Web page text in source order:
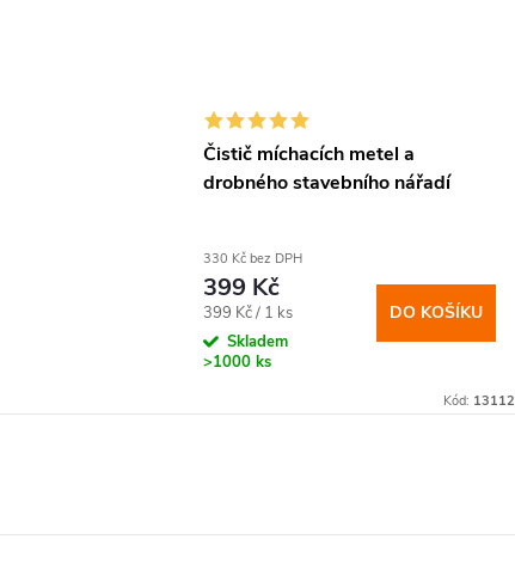
Čistič míchacích metel a
drobného stavebního nářadí
330 Kč bez DPH
399 Kč
Měrná
cena:
399 Kč / 1 ks
Skladem
>1000 ks
DO KOŠÍKU
Kód: 13112